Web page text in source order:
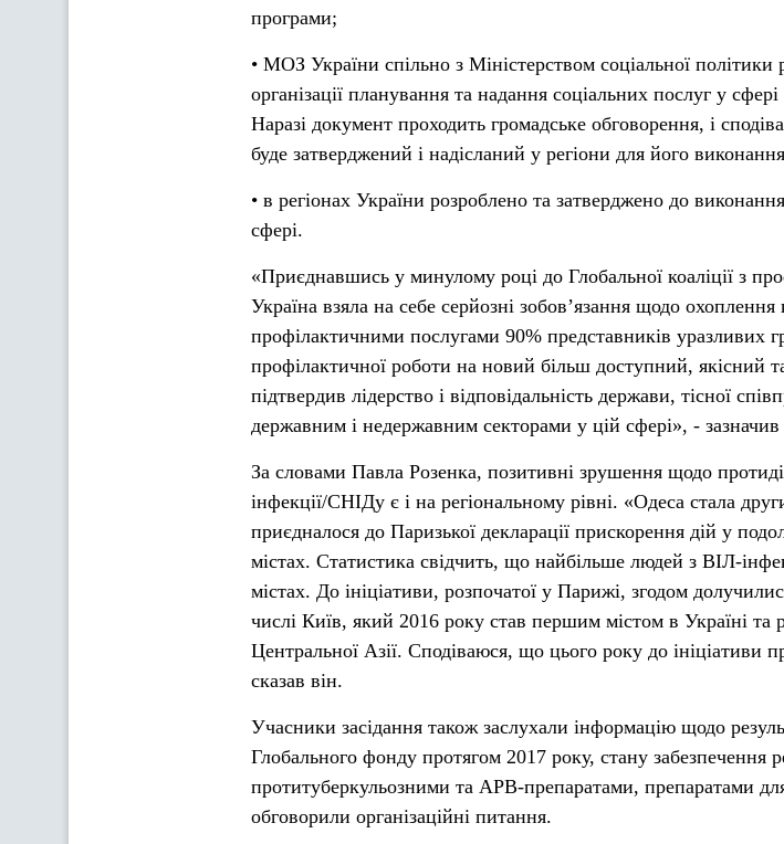
програми;
• МОЗ України спільно з Міністерством соціальної
організації планування та надання соціальних послуг у
Наразі документ проходить громадське обговорення, і
буде затверджений і надісланий у регіони для його
• в регіонах України розроблено та затверджено до виконання
сфері.
«Приєднавшись у минулому році до Глобальної коаліції з
Україна взяла на себе серйозні зобов’язання щодо
профілактичними послугами 90% представників уразливих
профілактичної роботи на новий більш доступний, якісний
підтвердив лідерство і відповідальність держави, тісної
державним і недержавним секторами у цій сфері», - зазначив
За словами Павла Розенка, позитивні зрушення щодо
інфекції/СНІДу є і на регіональному рівні. «Одеса стала
приєдналося до Паризької декларації прискорення дій у
містах. Статистика свідчить, що найбільше людей з ВІЛ-
містах. До ініціативи, розпочатої у Парижі, згодом
числі Київ, який 2016 року став першим містом в Україні та
Центральної Азії. Сподіваюся, що цього року до ініціативи
сказав він.
Учасники засідання також заслухали інформацію щодо
Глобального фонду протягом 2017 року, стану забезпечення
протитуберкульозними та АРВ-препаратами, препаратами
обговорили організаційні питання.